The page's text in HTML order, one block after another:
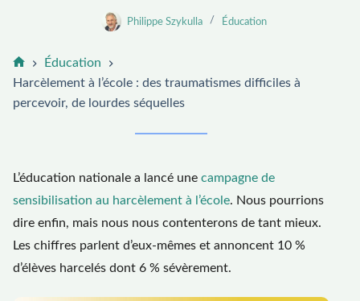
Philippe Szykulla Éducation
Accueil
Éducation
Harcèlement à l’école : des traumatismes difficiles à
percevoir, de lourdes séquelles
L’éducation nationale a lancé une campagne de
sensibilisation au harcèlement à l’école. Nous pourrions
dire enfin, mais nous nous contenterons de tant mieux.
Les chiffres parlent d’eux-mêmes et annoncent 10 %
d’élèves harcelés dont 6 % sévèrement.